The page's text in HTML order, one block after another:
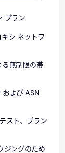
プラン
シ ネットワ
る無制限の帯
および ASN
スト、ブラン
ジングのため